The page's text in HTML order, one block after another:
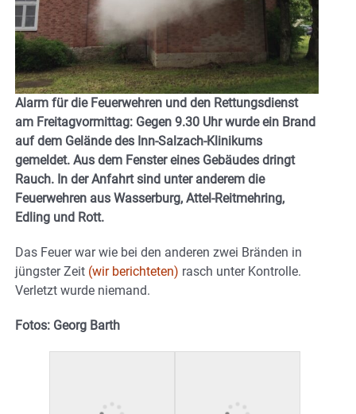
Alarm für die Feuerwehren und den Rettungsdienst
am Freitagvormittag: Gegen 9.30 Uhr wurde ein Brand
auf dem Gelände des Inn-Salzach-Klinikums
gemeldet. Aus dem Fenster eines Gebäudes dringt
Rauch. In der Anfahrt sind unter anderem die
Feuerwehren aus Wasserburg, Attel-Reitmehring,
Edling und Rott.
Das Feuer war wie bei den anderen zwei Bränden in
jüngster Zeit (wir berichteten) rasch unter Kontrolle.
Verletzt wurde niemand.
Fotos: Georg Barth